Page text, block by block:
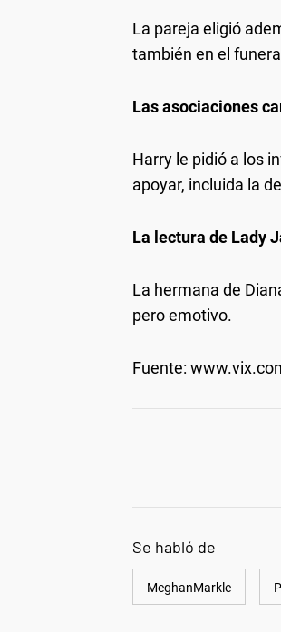
La pareja eligió
también en el
Las asociaciones
Harry le pidió a los
apoyar, incluida la
La lectura de Lady
La hermana de
pero emotivo.
Fuente:
Se habló de
MeghanMarkle